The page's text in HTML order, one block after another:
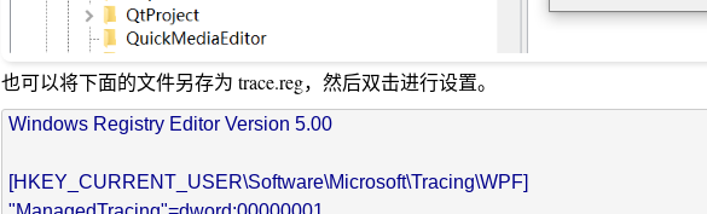
也可以将下面的文件另存为 trace.reg，然后双击进行设置。
Windows Registry Editor Version 5.00
[HKEY_CURRENT_USER\Software\Microsoft\Tracing\WPF]